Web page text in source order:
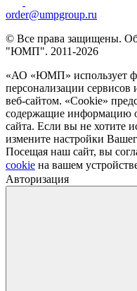
order@umpgroup.ru
© Все права защищены.
"ЮМП". 2011-2026
«АО «ЮМП» использует
персонализации
веб-сайтом. «Cookie»
содержащие информацию
сайта. Если вы не хотите
измените настройки
Посещая наш сайт, вы
cookie на вашем
Авторизация